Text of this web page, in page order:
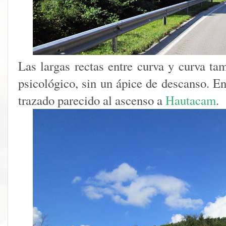
Las largas rectas entre curva y curva
psicológico, sin un ápice de descanso.
trazado parecido al ascenso aHautacam.